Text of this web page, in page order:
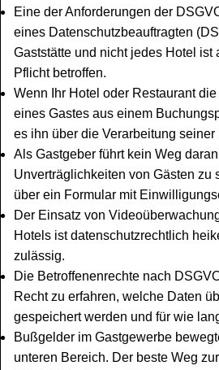
Eine der Anforderungen der
eines Datenschutzbeauftragten
Gaststätte und nicht jedes Hotel ist
Pflicht betroffen.
Wenn Ihr Hotel oder Restaurant
eines Gastes aus einem
es ihn über die Verarbeitung seiner
Als Gastgeber führt kein Weg
Unverträglichkeiten von Gästen zu
über ein Formular mit
Der Einsatz von
Hotels ist datenschutzrechtlich
zulässig.
Die Betroffenenrechte nach
Recht zu erfahren, welche Daten
gespeichert werden und für wie
Bußgelder im Gastgewerbe
unteren Bereich. Der beste Weg